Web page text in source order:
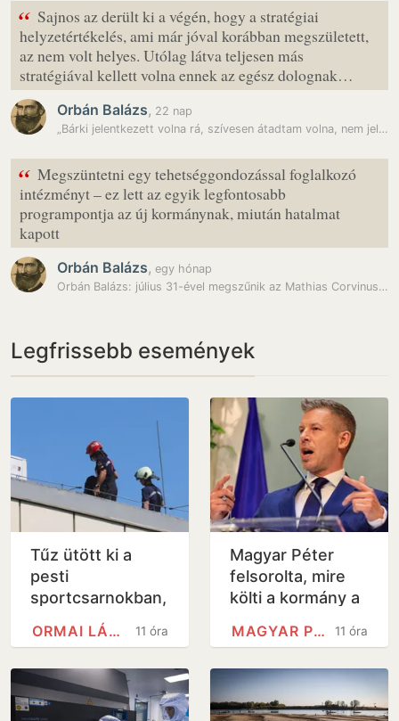
“ Sajnos az derült ki a végén, hogy a stratégiai
helyzetértékelés, ami már jóval korábban megszületett,
az nem volt helyes. Utólag látva teljesen más
stratégiával kellett volna ennek az egész dolognak…
Orbán Balázs, 22 nap
„Bárki jelentkezett volna rá, szívesen átadtam volna, nem jelentkezett…
“ Megszüntetni egy tehetséggondozással foglalkozó
intézményt – ez lett az egyik legfontosabb
programpontja az új kormánynak, miután hatalmat
kapott
Orbán Balázs, egy hónap
Orbán Balázs: július 31-ével megszűnik az Mathias Corvinus Collegium…
Legfrissebb események
Tűz ütött ki a
pesti
sportcsarnokban,
a belügyminiszter
szerint
Európa-bajnokság
11 óra
ORMAI LÁSZLÓ
Magyar Péter
felsorolta, mire
költi a kormány a
forintos uniós 11 óra
MAGYAR PÉTER